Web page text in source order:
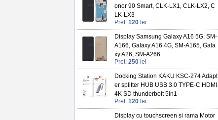
onor 90 Smart, CLK-LX1, CLK-LX2, C
LK-LX3
Pret: 120 lei
Display Samsung Galaxy A16 5G, SM-
A166, Galaxy A16 4G, SM-A165, Gala
xy A26, SM-A266
Pret: 250 lei
Docking Station KAKU KSC-274 Adapt
er splitter HUB USB 3.0 TYPE-C HDMI
4K SD thunderbolt 5in1
Pret: 120 lei
Display cu touchscreen si rama Motor